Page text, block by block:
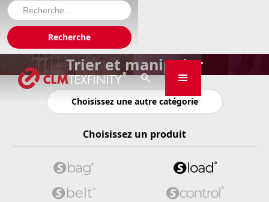

Trier et manipuler
Choisissez une autre catégorie
Choisissez un produit